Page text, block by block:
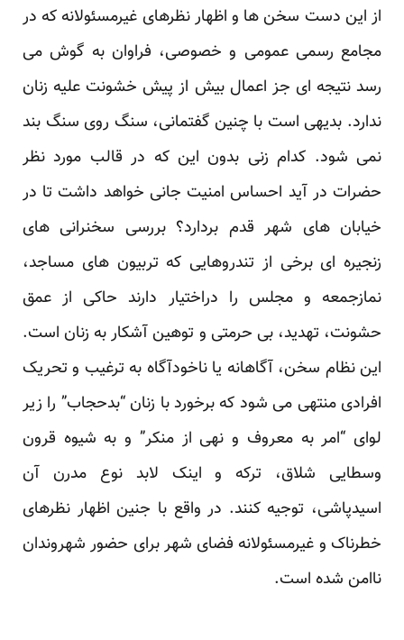
از این دست سخن ها و اظهار نظرهای غیرمسئولانه که در
مجامع رسمی عمومی و خصوصی، فراوان به گوش می
رسد نتیجه ای جز اعمال بیش از پیش خشونت علیه زنان
ندارد. بدیهی است با چنین گفتمانی، سنگ روی سنگ بند
نمی شود. کدام زنی بدون این که در قالب مورد نظر
حضرات در آید احساس امنیت جانی خواهد داشت تا در
خیابان های شهر قدم بردارد؟ بررسی سخنرانی های
زنجیره ای برخی از تندروهایی که تربیون های مساجد،
نمازجمعه و مجلس را دراختیار دارند حاکی از عمق
حشونت، تهدید، بی حرمتی و توهین آشکار به زنان است.
این نظام سخن، آگاهانه یا ناخودآگاه به ترغیب و تحریک
افرادی منتهی می شود که برخورد با زنان “بدحجاب” را زیر
لوای “امر به معروف و نهی از منکر” و به شیوه قرون
وسطایی شلاق، ترکه و اینک لابد نوع مدرن آن
اسیدپاشی، توجیه کنند. در واقع با جنین اظهار نظرهای
خطرناک و غیرمسئولانه فضای شهر برای حضور شهروندان
ناامن شده است.